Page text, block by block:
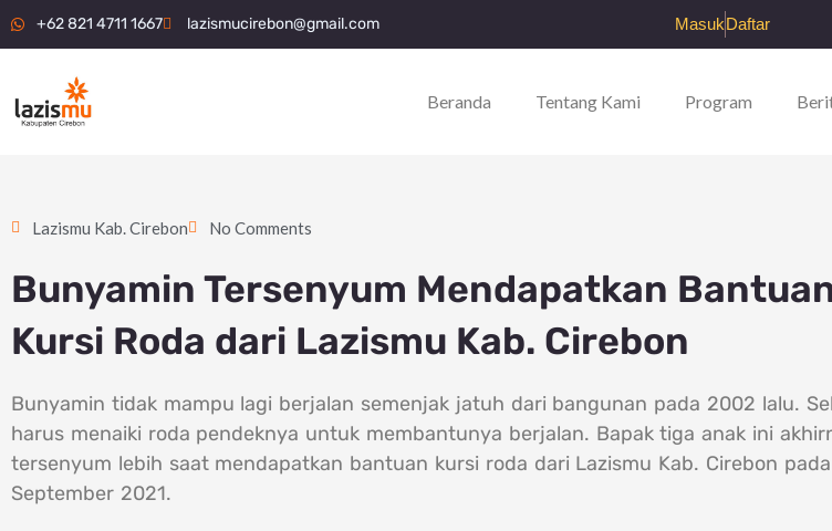
+62 821 4711 1667 lazismucirebon@gmail.com MasukDaftar
Beranda Tentang Kami Program
Lazismu Kab. Cirebon No Comments
Bunyamin Tersenyum Mendapatkan
Kursi Roda dari Lazismu Kab. Cirebon
Bunyamin tidak mampu lagi berjalan semenjak jatuh dari bangunan pada 2002 lalu.
harus menaiki roda pendeknya untuk membantunya berjalan. Bapak tiga anak ini
tersenyum lebih saat mendapatkan bantuan kursi roda dari Lazismu Kab. Cirebon
September 2021.